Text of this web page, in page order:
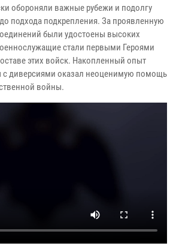
обороняли важные рубежи и подолгу
подхода подкрепления. За проявленную
были удостоены высоких
стали первыми Героями
этих войск. Накопленный опыт
с диверсиями оказал неоценимую помощь
войны.